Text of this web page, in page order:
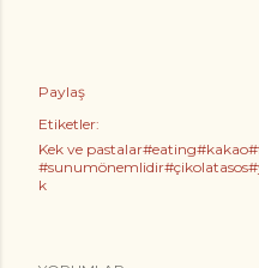
Paylaş
Etiketler:
Kek ve
k